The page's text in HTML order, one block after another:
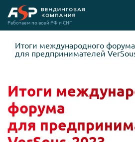
Перейти
на
Работаем по всей РФ и СНГ
Итоги международного форума
для предпринимателей
Итоги
форума
для